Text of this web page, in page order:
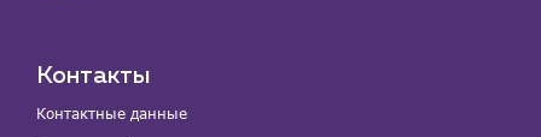
Контакты
Контактные данные